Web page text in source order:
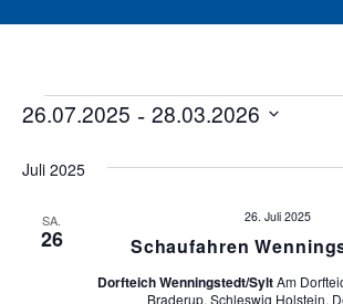
26.07.2025 - 28.03.2026
wählen.
Juli 2025
SA.
26 Schaufahren
26. Juli 2025
Dorfteich Wenningstedt/SyltAm
Braderup, Schleswig Holstein,